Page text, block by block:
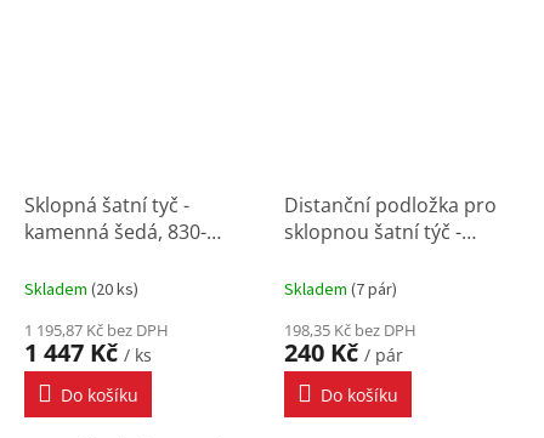
Sklopná šatní tyč -
kamenná šedá, 830-
Skladem (20 ks)
1 195,87 Kč bez DPH
1 447 Kč / ks
Do košíku
Distanční podložka pro
sklopnou šatní týč -
Skladem (7 pár)
198,35 Kč bez DPH
240 Kč / pár
Do košíku